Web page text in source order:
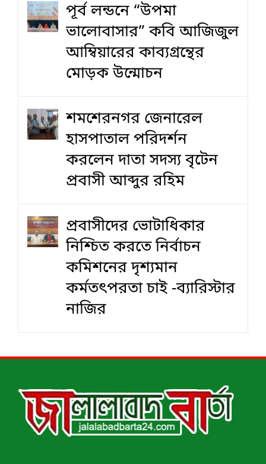
পূর্ব লন্ডনে “উপমা
ভালোবাসার” কবি আজিজুল
আম্বিয়ারের কাব্যগ্রন্থের
মোড়ক উন্মোচন
শমশেরনগর জেনারেল
হাসপাতাল পরিদর্শন
করলেন দাতা সদস্য বৃটেন
প্রবাসী আব্দুর রহিম
প্রবাসীদের ভোটাধিকার
নিশ্চিত করতে নির্বাচন
কমিশনের দৃশ‍্যমান
কর্মতৎপরতা চাই -ব্যারিস্টার
নাজির